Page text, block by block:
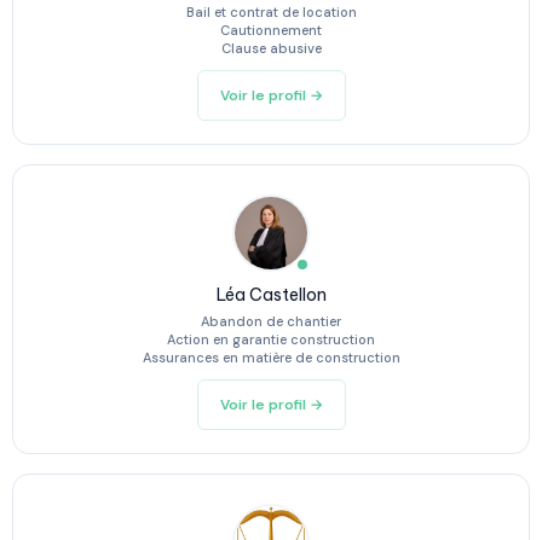
Bail et contrat de location
Cautionnement
Clause abusive
Voir le profil →
Léa Castellon
Abandon de chantier
Action en garantie construction
Assurances en matière de construction
Voir le profil →